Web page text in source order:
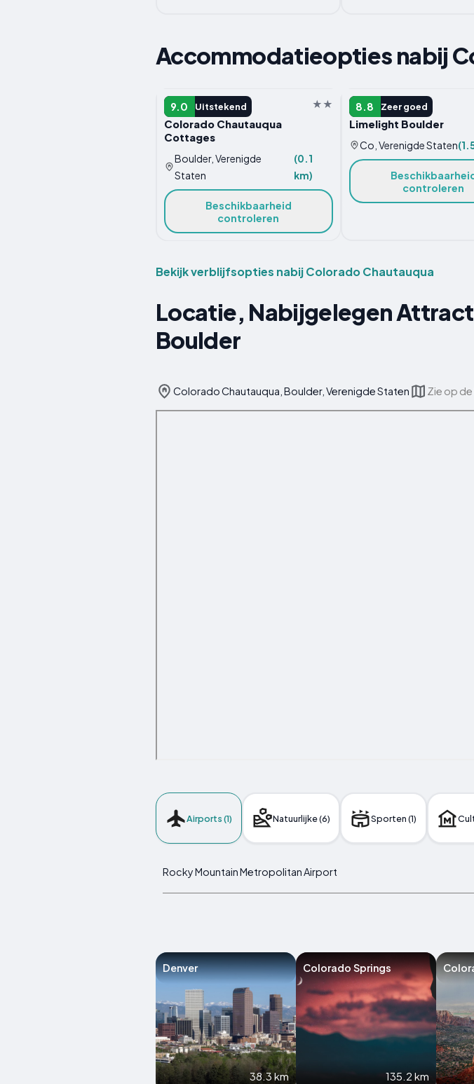
Accommodatieopties nabij
9.0 Uitstekend
HOTEL
Colorado Chautauqua
Cottages
Boulder, Verenigde
Staten
(0.1
km)
Beschikbaarheid
controleren
8.8 Zeer goed
HOTEL
Limelight Boulder
Co, Verenigde Staten
controleren
Bekijk verblijfsopties nabij Colorado Chautauqua
Locatie, Nabijgelegen
Boulder
Colorado Chautauqua, Boulder, Verenigde Staten Zie op
Airports (1) Natuurlijke (6) Sporten (1)
Rocky Mountain Metropolitan Airport
Denver
38.3 km
Colorado Springs
135.2 km